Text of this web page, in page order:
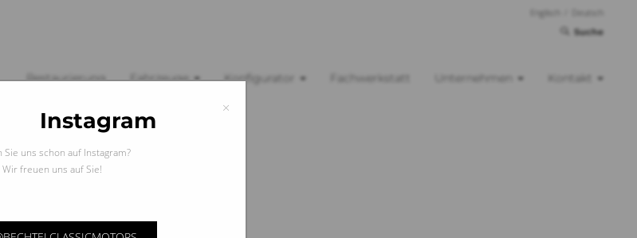
Englisch
Suche
Restaurierung Fahrzeuge Konfigurator Fachwerkstatt Unternehmen Kontakt
×
Instagram
Sie uns schon auf Instagram?
Wir freuen uns auf Sie!